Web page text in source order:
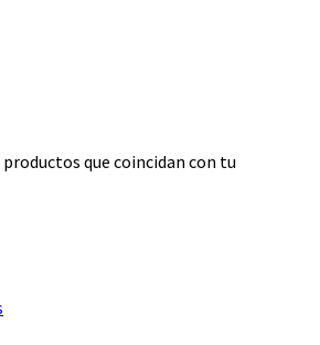
que coincidan con tu